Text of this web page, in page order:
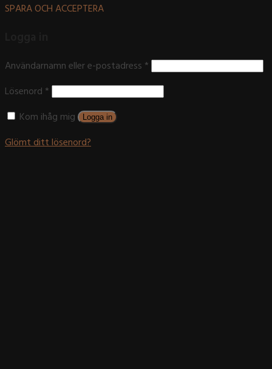
SPARA OCH ACCEPTERA
Användarnamn eller e-postadress *
Lösenord *
Kom ihåg mig
Logga in
Glömt ditt lösenord?